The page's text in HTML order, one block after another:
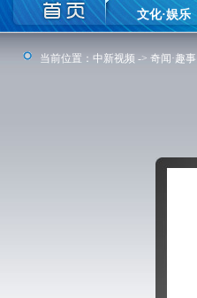
文化·娱乐
当前位置： 中新视频 -> 奇闻·趣事